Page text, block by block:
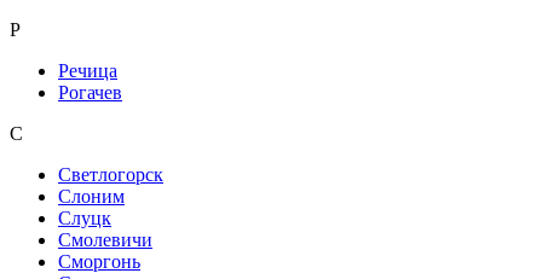
Р
Речица
Рогачев
С
Светлогорск
Слоним
Слуцк
Смолевичи
Сморгонь